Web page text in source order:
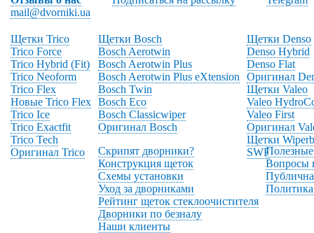
mail@dvorniki.ua
Щетки Trico
Trico Force
Trico Hybrid (Fit)
Trico Neoform
Trico Flex
Новые Trico Flex
Trico Ice
Trico Exactfit
Trico Tech
Оригинал Trico
Щетки Bosch
Bosch Aerotwin
Bosch Aerotwin Plus
Bosch Aerotwin Plus eXtension
Bosch Twin
Bosch Eco
Bosch Classicwiper
Оригинал Bosch
Щетки Denso
Denso Hybrid
Denso Flat
Оригинал
Щетки Valeo
Valeo
Valeo First
Оригинал
Щетки
SWF
Скрипят дворники?
Конструкция щеток
Схемы установки
Уход за дворниками
Рейтинг щеток стеклоочистителя
Дворники по безналу
Наши клиенты
Вопросы